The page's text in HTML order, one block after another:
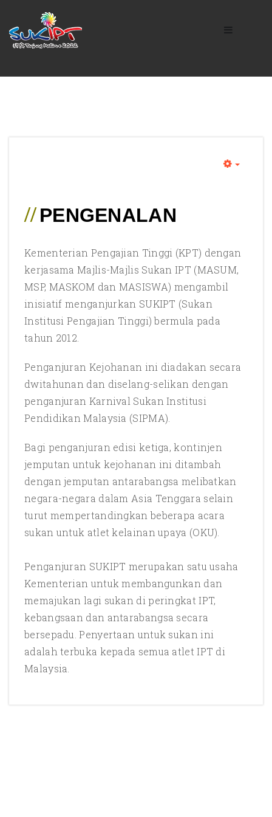
//PENGENALAN
Kementerian Pengajian Tinggi (KPT) dengan
kerjasama Majlis-Majlis Sukan IPT (MASUM,
MSP, MASKOM dan MASISWA) mengambil
inisiatif menganjurkan SUKIPT (Sukan
Institusi Pengajian Tinggi) bermula pada
tahun 2012.
Penganjuran Kejohanan ini diadakan secara
dwitahunan dan diselang-selikan dengan
penganjuran Karnival Sukan Institusi
Pendidikan Malaysia (SIPMA).
Bagi penganjuran edisi ketiga, kontinjen
jemputan untuk kejohanan ini ditambah
dengan jemputan antarabangsa melibatkan
negara-negara dalam Asia Tenggara selain
turut mempertandingkan beberapa acara
sukan untuk atlet kelainan upaya (OKU).
Penganjuran SUKIPT merupakan satu usaha
Kementerian untuk membangunkan dan
memajukan lagi sukan di peringkat IPT,
kebangsaan dan antarabangsa secara
bersepadu. Penyertaan untuk sukan ini
adalah terbuka kepada semua atlet IPT di
Malaysia.